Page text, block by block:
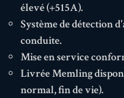
élevé (+515A).
Système de détection
conduite.
Mise en service
Livrée Memling
normal, fin de vie).